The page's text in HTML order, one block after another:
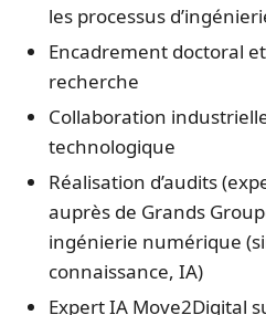
les processus
Encadrement doctoral
recherche
Collaboration
technologique
Réalisation d’audits
auprès de Grands
ingénierie numérique
connaissance, IA)
Expert IA Move2Digital